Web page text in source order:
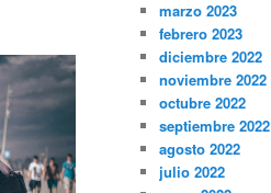
marzo 2023
febrero 2023
diciembre 2022
noviembre 2022
octubre 2022
septiembre 2022
agosto 2022
julio 2022